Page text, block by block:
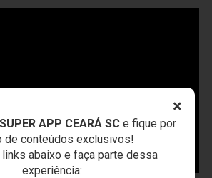
×
SUPER APP CEARÁ SCe fique por
de conteúdos exclusivos!
abaixo e faça parte dessa
experiência: